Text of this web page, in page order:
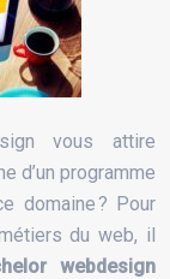
vous attire
d’un programme
domaine ? Pour
du web, il
webdesign